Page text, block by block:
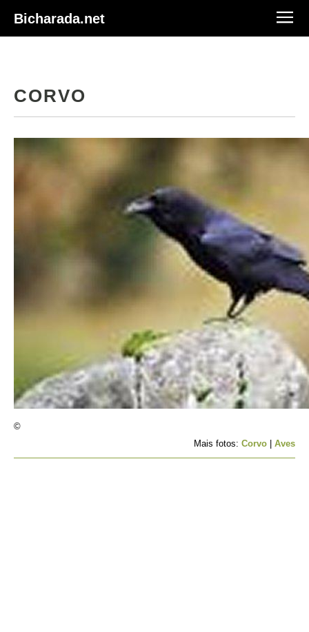
Bicharada.net
CORVO
©
Mais fotos: Corvo Aves